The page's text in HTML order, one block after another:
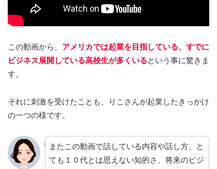
この動画から、 アメリカでは起業を目指している、すでに
ビジネス展開している高校生が多くいるという事に驚きま
す。
それに刺激を受けたことも、りこさんが起業したきっかけ
の一つの様です。
またこの動画で話している内容や話し方、と
ても１０代とは思えない知的さ、将来のビジ